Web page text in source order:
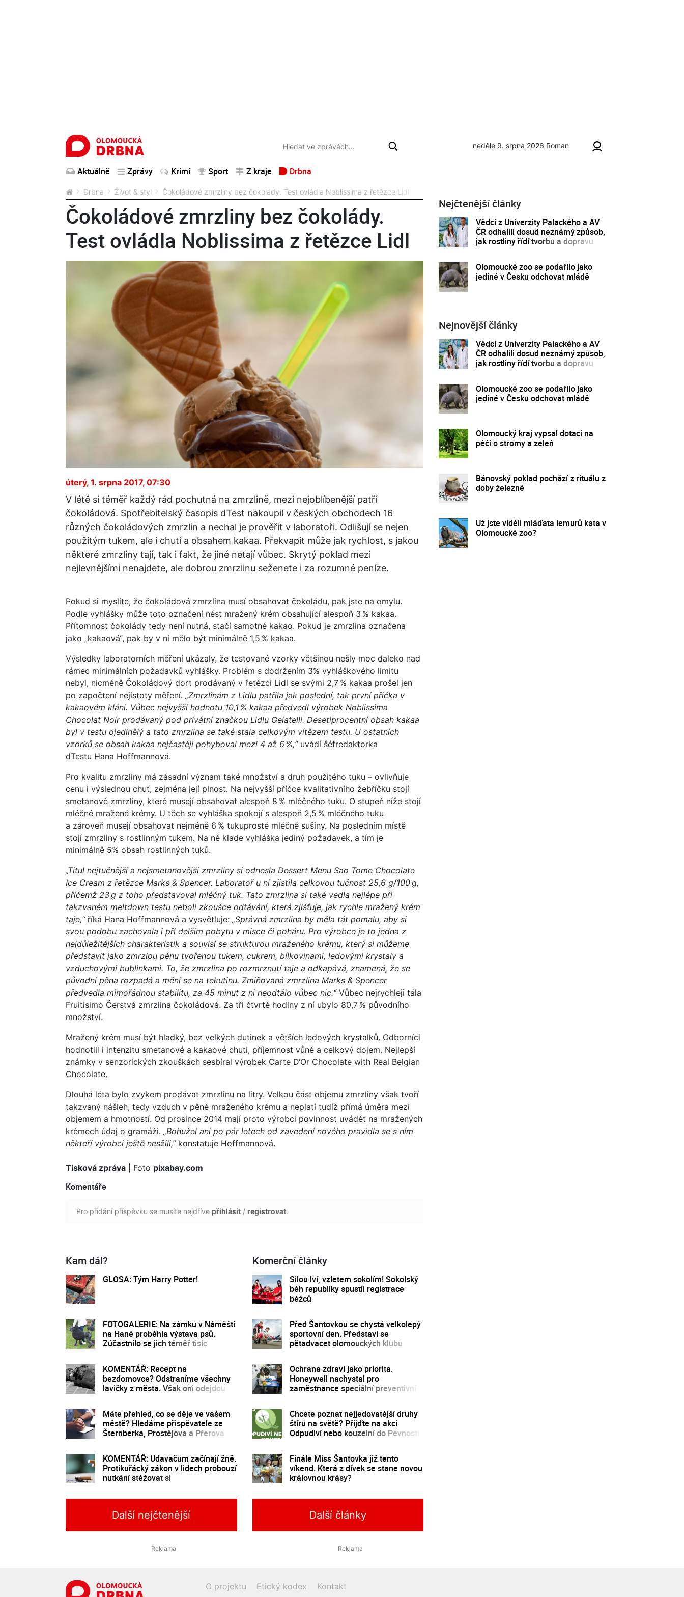
neděle 9. srpna 2026 Roman
Aktuálně Zprávy Krimi Sport Z kraje Drbna
Drbna Život & styl Čokoládové zmrzliny bez čokolády. Test ovládla Noblissima z řetězce Lidl
Čokoládové zmrzliny bez čokolády.
Test ovládla Noblissima z řetězce Lidl
úterý, 1. srpna 2017, 07:30
V létě si téměř každý rád pochutná na zmrzlině, mezi nejoblíbenější patří
čokoládová. Spotřebitelský časopis dTest nakoupil v českých obchodech 16
různých čokoládových zmrzlin a nechal je prověřit v laboratoři. Odlišují se nejen
použitým tukem, ale i chutí a obsahem kakaa. Překvapit může jak rychlost, s jakou
některé zmrzliny tají, tak i fakt, že jiné netají vůbec. Skrytý poklad mezi
nejlevnějšími nenajdete, ale dobrou zmrzlinu seženete i za rozumné peníze.
Pokud si myslíte, že čokoládová zmrzlina musí obsahovat čokoládu, pak jste na omylu.
Podle vyhlášky může toto označení nést mražený krém obsahující alespoň 3 % kakaa.
Přítomnost čokolády tedy není nutná, stačí samotné kakao. Pokud je zmrzlina označena
jako „kakaová“, pak by v ní mělo být minimálně 1,5 % kakaa.
Výsledky laboratorních měření ukázaly, že testované vzorky většinou nešly moc daleko nad
rámec minimálních požadavků vyhlášky. Problém s dodržením 3% vyhláškového limitu
nebyl, nicméně Čokoládový dort prodávaný v řetězci Lidl se svými 2,7 % kakaa prošel jen
po započtení nejistoty měření. „Zmrzlinám z Lidlu patřila jak poslední, tak první příčka v
kakaovém klání. Vůbec nejvyšší hodnotu 10,1 % kakaa předvedl výrobek Noblissima
Chocolat Noir prodávaný pod privátní značkou Lidlu Gelatelli. Desetiprocentní obsah kakaa
byl v testu ojedinělý a tato zmrzlina se také stala celkovým vítězem testu. U ostatních
vzorků se obsah kakaa nejčastěji pohyboval mezi 4 až 6 %,“uvádí šéfredaktorka
dTestu Hana Hoffmannová.
Pro kvalitu zmrzliny má zásadní význam také množství a druh použitého tuku – ovlivňuje
cenu i výslednou chuť, zejména její plnost. Na nejvyšší příčce kvalitativního žebříčku stojí
smetanové zmrzliny, které musejí obsahovat alespoň 8 % mléčného tuku. O stupeň níže stojí
mléčné mražené krémy. U těch se vyhláška spokojí s alespoň 2,5 % mléčného tuku
a zároveň musejí obsahovat nejméně 6 % tukuprosté mléčné sušiny. Na posledním místě
stojí zmrzliny s rostlinným tukem. Na ně klade vyhláška jediný požadavek, a tím je
minimálně 5% obsah rostlinných tuků.
„Titul nejtučnější a nejsmetanovější zmrzliny si odnesla Dessert Menu Sao Tome Chocolate
Ice Cream z řetězce Marks & Spencer. Laboratoř u ní zjistila celkovou tučnost 25,6 g/100 g,
přičemž 23 g z toho představoval mléčný tuk. Tato zmrzlina si také vedla nejlépe při
takzvaném meltdown testu neboli zkoušce odtávání, která zjišťuje, jak rychle mražený krém
taje,“říká Hana Hoffmannová a vysvětluje: „Správná zmrzlina by měla tát pomalu, aby si
svou podobu zachovala i při delším pobytu v misce či poháru. Pro výrobce je to jedna z
nejdůležitějších charakteristik a souvisí se strukturou mraženého krému, který si můžeme
představit jako zmrzlou pěnu tvořenou tukem, cukrem, bílkovinami, ledovými krystaly a
vzduchovými bublinkami. To, že zmrzlina po rozmrznutí taje a odkapává, znamená, že se
původní pěna rozpadá a mění se na tekutinu. Zmiňovaná zmrzlina Marks & Spencer
předvedla mimořádnou stabilitu, za 45 minut z ní neodtálo vůbec nic.“ Vůbec nejrychleji tála
Fruitisimo Čerstvá zmrzlina čokoládová. Za tři čtvrtě hodiny z ní ubylo 80,7 % původního
množství.
Mražený krém musí být hladký, bez velkých dutinek a větších ledových krystalků. Odborníci
hodnotili i intenzitu smetanové a kakaové chuti, příjemnost vůně a celkový dojem. Nejlepší
známky v senzorických zkouškách sesbíral výrobek Carte D‘Or Chocolate with Real Belgian
Chocolate.
Dlouhá léta bylo zvykem prodávat zmrzlinu na litry. Velkou část objemu zmrzliny však tvoří
takzvaný nášleh, tedy vzduch v pěně mraženého krému a neplatí tudíž přímá úměra mezi
objemem a hmotností. Od prosince 2014 mají proto výrobci povinnost uvádět na mražených
krémech údaj o gramáži. „Bohužel ani po pár letech od zavedení nového pravidla se s ním
někteří výrobci ještě nesžili,” konstatuje Hoffmannová.
Tisková zpráva | Foto pixabay.com
Komentáře
Pro přidání příspěvku se musíte nejdříve přihlásit / registrovat.
Kam dál?
GLOSA: Tým Harry Potter!
FOTOGALERIE: Na zámku v Náměšti
na Hané proběhla výstava psů.
Zúčastnilo se jich téměř tisíc
KOMENTÁŘ: Recept na
bezdomovce? Odstraníme všechny
lavičky z města. Však oni odejdou
Máte přehled, co se děje ve vašem
městě? Hledáme přispěvatele ze
Šternberka, Prostějova a Přerova
KOMENTÁŘ: Udavačům začínají žně.
Protikuřácký zákon v lidech probouzí
nutkání stěžovat si
Komerční články
Silou lví, vzletem sokolím! Sokolský
běh republiky spustil registrace
běžců
Před Šantovkou se chystá velkolepý
sportovní den. Představí se
pětadvacet olomouckých klubů
Ochrana zdraví jako priorita.
Honeywell nachystal pro
zaměstnance speciální preventivní
Chcete poznat nejjedovatější druhy
štírů na světě? Přijďte na akci
Odpudiví nebo kouzelní do Pevnosti
Finále Miss Šantovka již tento
víkend. Která z dívek se stane novou
královnou krásy?
Další nejčtenější Další články
Nejčtenější články
Vědci z Univerzity Palackého a AV
ČR odhalili dosud neznámý způsob,
jak rostliny řídí tvorbu a dopravu
Olomoucké zoo se podařilo jako
jediné v Česku odchovat mládě
Nejnovější články
Vědci z Univerzity Palackého a AV
ČR odhalili dosud neznámý způsob,
jak rostliny řídí tvorbu a dopravu
Olomoucké zoo se podařilo jako
jediné v Česku odchovat mládě
Olomoucký kraj vypsal dotaci na
péči o stromy a zeleň
Bánovský poklad pochází z rituálu z
doby železné
Už jste viděli mláďata lemurů kata v
Olomoucké zoo?
O projektu Etický kodex Kontakt